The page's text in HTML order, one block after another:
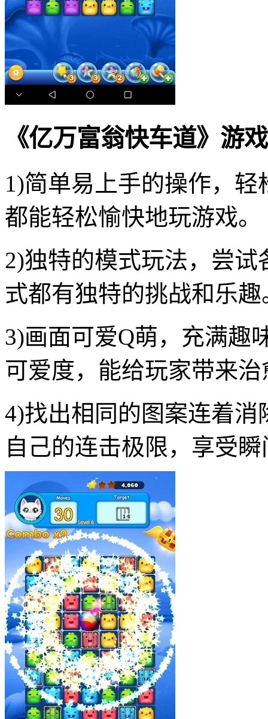
《亿万富翁快车道》游
1)简单易上手的操作，
都能轻松愉快地玩游戏。
2)独特的模式玩法，尝
式都有独特的挑战和乐趣
3)画面可爱Q萌，充满趣
可爱度，能给玩家带来
4)找出相同的图案连着
自己的连击极限，享受